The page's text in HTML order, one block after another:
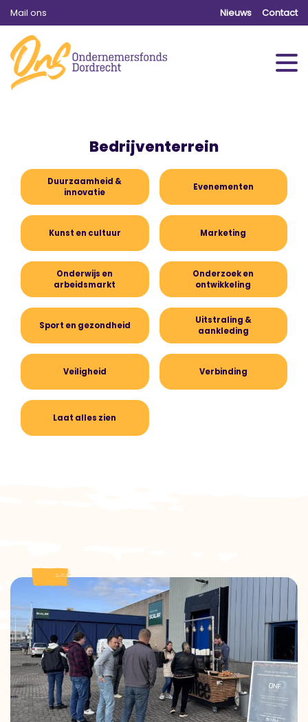
Mail ons Nieuws Contact
Bedrijventerrein
Duurzaamheid &
innovatie
Evenementen
Kunst en cultuur Marketing
Onderwijs en
arbeidsmarkt
Onderzoek en
ontwikkeling
Sport en gezondheid
Uitstraling &
aankleding
Veiligheid Verbinding
Laat alles zien